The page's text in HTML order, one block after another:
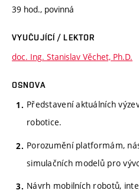
39 hod., povinná
VYUČUJÍCÍ / LEKTOR
doc. Ing. Stanislav Věchet, Ph.D.
OSNOVA
Představení aktuálních
robotice.
Porozumění platformám,
simulačních modelů pro
Návrh mobilních robotů,